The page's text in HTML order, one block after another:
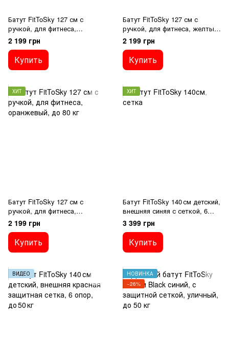
Батут FitToSky 127 см с
ручкой, для фитнеса,
зеленый, до 80 кг
2 199 грн
Купить
Батут FitToSky 127 см с
ручкой, для фитнеса, желтый,
до 80 кг
2 199 грн
Купить
ХИТ
Батут FitToSky 127 см с
ручкой, для фитнеса,
оранжевый, до 80 кг
2 199 грн
Купить
ХИТ
Батут FitToSky 140 см детский,
внешняя синяя с сеткой, 6
опор, до 50 кг
3 399 грн
Купить
ВИДЕО
НОВИНКА
−26%